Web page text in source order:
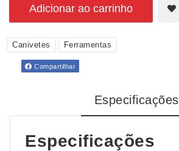
Adicionar ao carrinho
Canivetes Ferramentas
Compartilhar
Especificações
Especificações